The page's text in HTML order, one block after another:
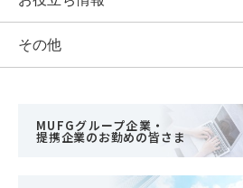
その他
MUFGグループ企業・
提携企業のお勤めの皆さま